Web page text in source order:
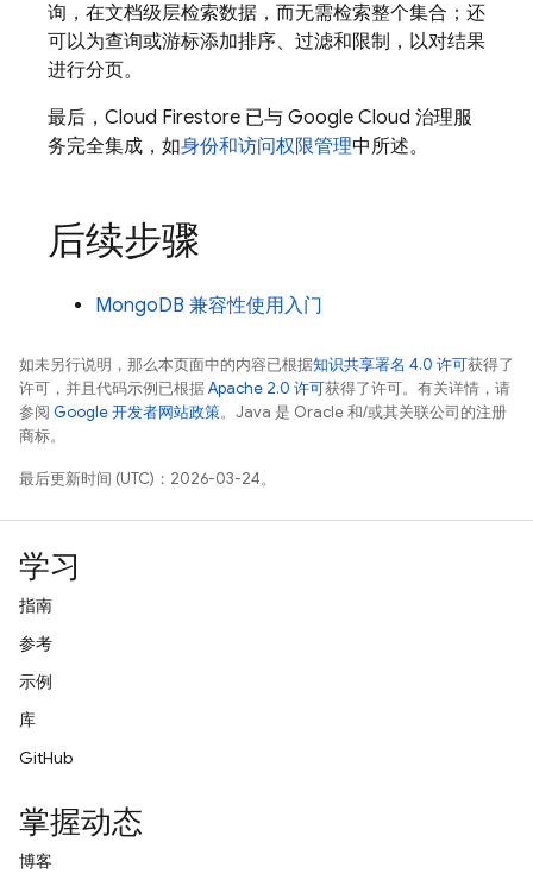
询，在文档级层检索数据，而无需检索整个集合；还
可以为查询或游标添加排序、过滤和限制，以对结果
进行分页。
最后， Cloud Firestore 已与 Google Cloud 治理服
务完全集成，如身份和访问权限管理中所述。
后续步骤
MongoDB 兼容性使用入门
如未另行说明，那么本页面中的内容已根据知识共享署名 4.0 许可获得了
许可，并且代码示例已根据Apache 2.0 许可获得了许可。有关详情，请
参阅 Google 开发者网站政策。Java 是 Oracle 和/或其关联公司的注册
商标。
最后更新时间 (UTC)：2026-03-24。
学习
指南
参考
示例
库
GitHub
掌握动态
博客